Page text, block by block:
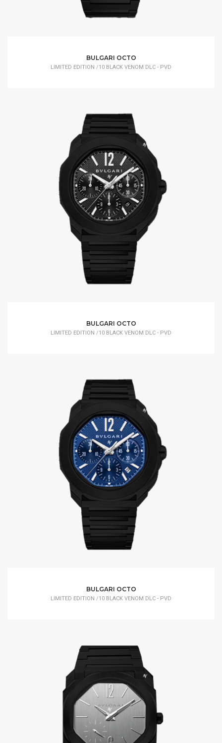
BULGARI OCTO
LIMITED EDITION /10 BLACK VENOM DLC - PVD
BULGARI OCTO
LIMITED EDITION /10 BLACK VENOM DLC - PVD
BULGARI OCTO
LIMITED EDITION /10 BLACK VENOM DLC - PVD